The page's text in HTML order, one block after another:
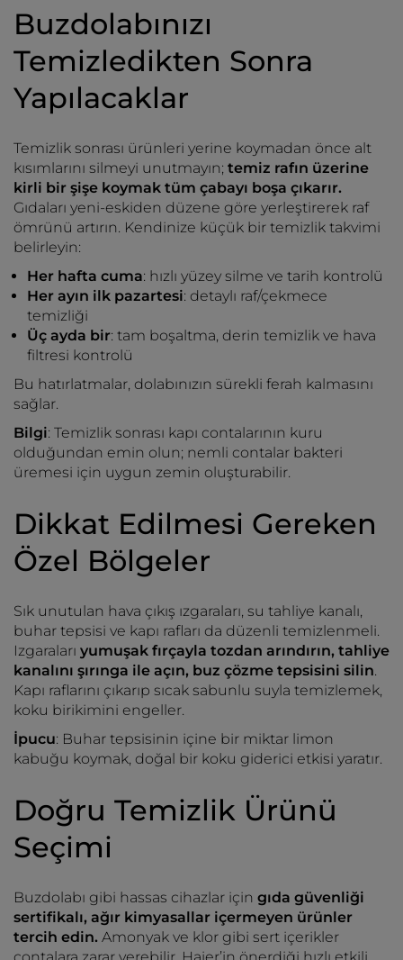
Buzdolabınızı
Temizledikten Sonra
Yapılacaklar
Temizlik sonrası ürünleri yerine koymadan önce alt
kısımlarını silmeyi unutmayın; temiz rafın üzerine
kirli bir şişe koymak tüm çabayı boşa çıkarır.
Gıdaları yeni-eskiden düzene göre yerleştirerek raf
ömrünü artırın. Kendinize küçük bir temizlik takvimi
belirleyin:
Her hafta cuma: hızlı yüzey silme ve tarih kontrolü
Her ayın ilk pazartesi: detaylı raf/çekmece
temizliği
Üç ayda bir: tam boşaltma, derin temizlik ve hava
filtresi kontrolü
Bu hatırlatmalar, dolabınızın sürekli ferah kalmasını
sağlar.
Bilgi: Temizlik sonrası kapı contalarının kuru
olduğundan emin olun; nemli contalar bakteri
üremesi için uygun zemin oluşturabilir.
Dikkat Edilmesi Gereken
Özel Bölgeler
Sık unutulan hava çıkış ızgaraları, su tahliye kanalı,
buhar tepsisi ve kapı rafları da düzenli temizlenmeli.
Izgaraları yumuşak fırçayla tozdan arındırın, tahliye
kanalını şırınga ile açın, buz çözme tepsisini silin.
Kapı raflarını çıkarıp sıcak sabunlu suyla temizlemek,
koku birikimini engeller.
İpucu: Buhar tepsisinin içine bir miktar limon
kabuğu koymak, doğal bir koku giderici etkisi yaratır.
Doğru Temizlik Ürünü
Seçimi
Buzdolabı gibi hassas cihazlar için gıda güvenliği
sertifikalı, ağır kimyasallar içermeyen ürünler
tercih edin. Amonyak ve klor gibi sert içerikler